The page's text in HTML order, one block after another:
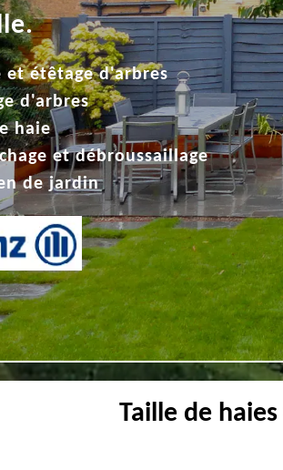
et étêtage d'arbres
d'arbres
haie
et débroussaillage
de jardin
Taille de